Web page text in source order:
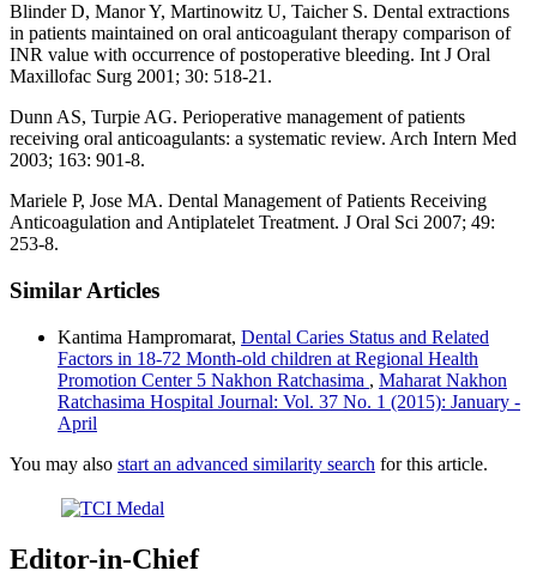
Blinder D, Manor Y, Martinowitz U, Taicher S. Dental extractions
in patients maintained on oral anticoagulant therapy comparison of
INR value with occurrence of postoperative bleeding. Int J Oral
Maxillofac Surg 2001; 30: 518-21.
Dunn AS, Turpie AG. Perioperative management of patients
receiving oral anticoagulants: a systematic review. Arch Intern Med
2003; 163: 901-8.
Mariele P, Jose MA. Dental Management of Patients Receiving
Anticoagulation and Antiplatelet Treatment. J Oral Sci 2007; 49:
253-8.
Similar Articles
Kantima Hampromarat, Dental Caries Status and Related
Factors in 18-72 Month-old children at Regional Health
Promotion Center 5 Nakhon Ratchasima , Maharat Nakhon
Ratchasima Hospital Journal: Vol. 37 No. 1 (2015): January -
April
You may also start an advanced similarity search for this article.
Editor-in-Chief